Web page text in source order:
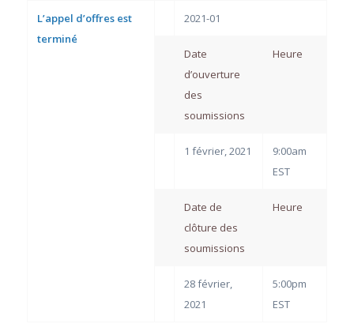
L’appel d’offres est
terminé
2021-01
Date
d’ouverture
des
soumissions
Heure
1 février, 2021
9:00am
EST
Date de
clôture des
soumissions
Heure
28 février,
2021
5:00pm
EST